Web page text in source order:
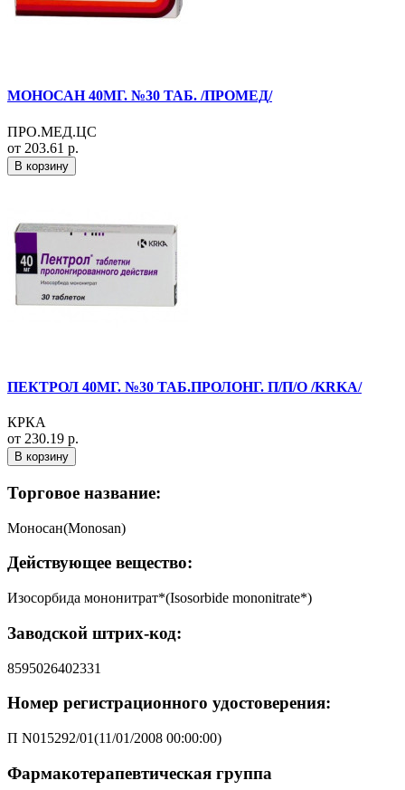
МОНОСАН 40МГ. №30 ТАБ. /ПРОМЕД/
ПРО.МЕД.ЦС
от 203.61 р.
В корзину
ПЕКТРОЛ 40МГ. №30 ТАБ.ПРОЛОНГ. П/П/О /KRKA/
КРКА
от 230.19 р.
В корзину
Торговое название:
Моносан(Monosan)
Действующее вещество:
Изосорбида мононитрат*(Isosorbide mononitrate*)
Заводской штрих-код:
8595026402331
Номер регистрационного удостоверения:
П N015292/01(11/01/2008 00:00:00)
Фармакотерапевтическая группа